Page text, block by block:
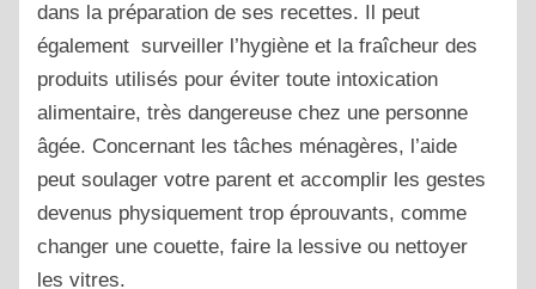
dans la préparation de ses recettes. Il peut
également surveiller l’hygiène et la fraîcheur des
produits utilisés pour éviter toute intoxication
alimentaire, très dangereuse chez une personne
âgée. Concernant les tâches ménagères, l’aide
peut soulager votre parent et accomplir les gestes
devenus physiquement trop éprouvants, comme
changer une couette, faire la lessive ou nettoyer
les vitres.